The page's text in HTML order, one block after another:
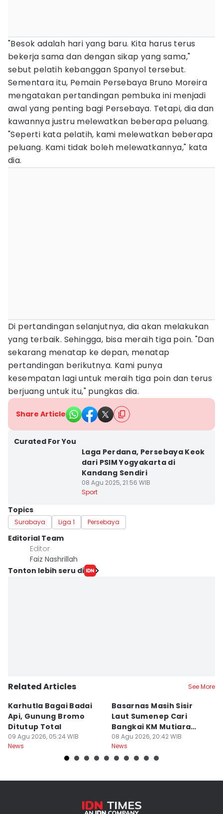
"Besok adalah hari yang baru. Kita harus terus
bekerja sama dan dengan sikap yang sama,"
sebut pelatih kebanggan Spanyol tersebut.
Sementara itu, Pemain Persebaya Bruno Moreira
mengatakan pertandingan pembuka ini menjadi
awal yang penting bagi Persebaya. Tetapi, dia dan
kawannya justru melewatkan beberapa peluang.
"Seperti kata pelatih, kami melewatkan beberapa
peluang. Kami tidak boleh melewatkannya," kata
dia.
Di pertandingan selanjutnya, dia akan melakukan
yang terbaik. Sehingga, bisa meraih tiga poin. "Dan
sekarang menatap ke depan, menatap
pertandingan berikutnya. Kami punya
kesempatan lagi untuk meraih tiga poin dan terus
berjuang untuk itu," pungkas dia.
Share Article
Curated For You
Laga Perdana, Persebaya Keok
dari PSIM Yogyakarta di
Kandang Sendiri
08 Agu 2025, 21:56 WIB
Sport
Topics
Surabaya Liga 1 Persebaya
Editorial Team
Editor
Faiz Nashrillah
Tonton lebih seru di
Related Articles See More
Karhutla Bagai Badai
Api, Gunung Bromo
Ditutup Total
09 Agu 2026, 05:24 WIB
News
Basarnas Masih Sisir
Laut Sumenep Cari
Bangkai KM Mutiara
Sentosa II
08 Agu 2026, 20:42 WIB
News